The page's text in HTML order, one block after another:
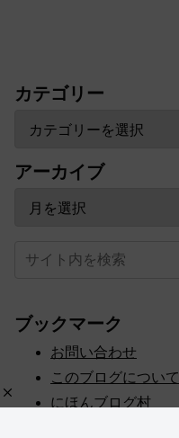
カテゴリー
アーカイブ
ブックマーク
お問い合わせ
このブログについて
にほんブログ村